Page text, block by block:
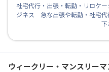
社宅代行・出張・転勤・リロケ
ジネス 急な出張や転勤・社宅代
下
ウィークリー・マンスリー